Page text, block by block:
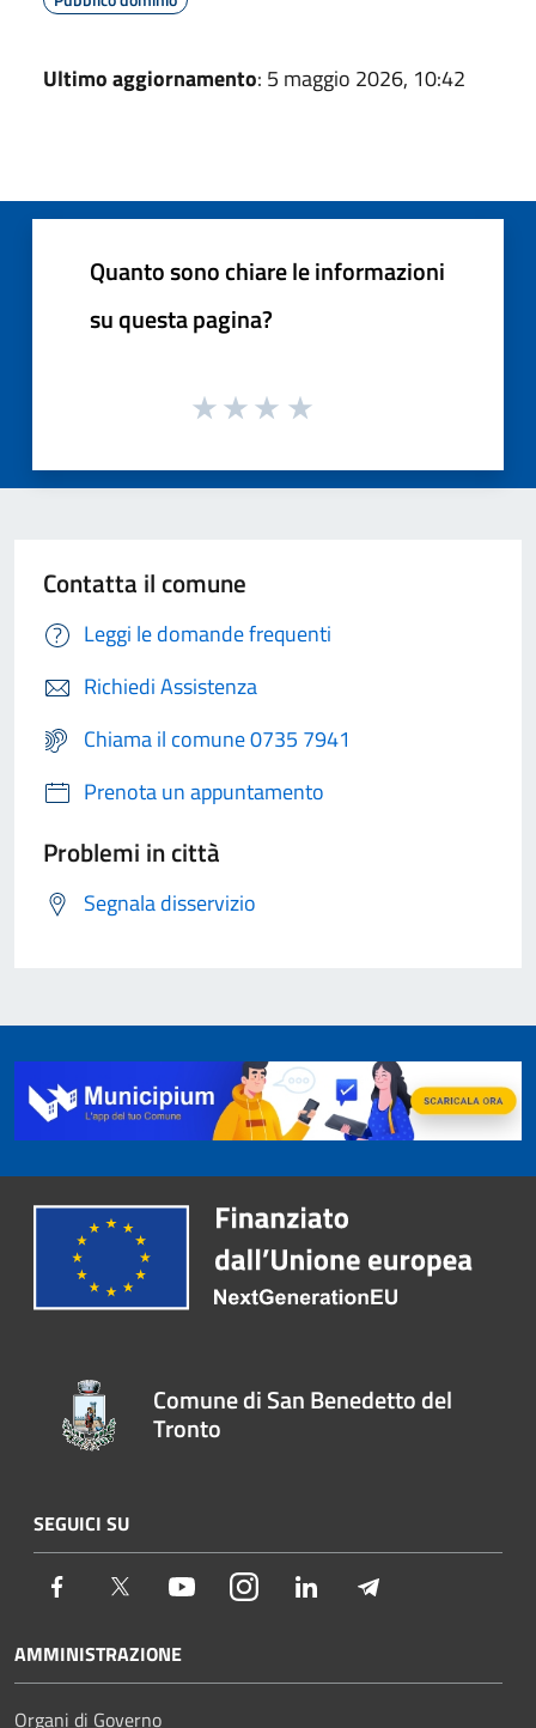
Ultimo aggiornamento: 5 maggio 2026, 10:42
Quanto sono chiare le informazioni
su questa pagina?
Contatta il comune
Leggi le domande frequenti
Richiedi Assistenza
Chiama il comune 0735 7941
Prenota un appuntamento
Problemi in città
Segnala disservizio
Comune di San Benedetto del
Tronto
SEGUICI SU
Facebook Twitter YoutubeInstagramLinkedIn
AMMINISTRAZIONE
Organi di Governo